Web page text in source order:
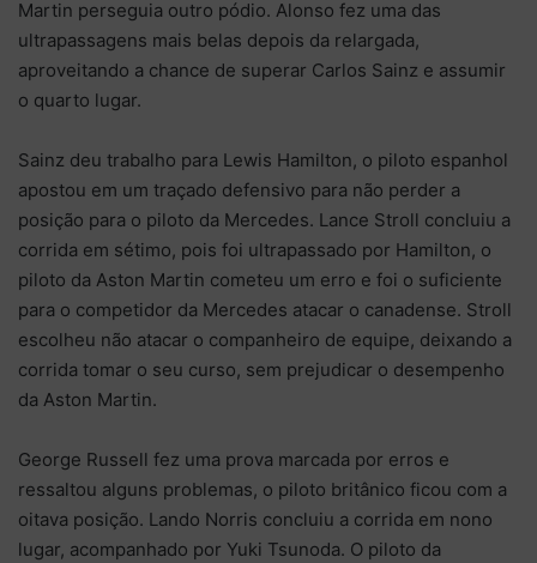
Martin perseguia outro pódio. Alonso fez uma das
ultrapassagens mais belas depois da relargada,
aproveitando a chance de superar Carlos Sainz e assumir
o quarto lugar.
Sainz deu trabalho para Lewis Hamilton, o piloto espanhol
apostou em um traçado defensivo para não perder a
posição para o piloto da Mercedes. Lance Stroll concluiu a
corrida em sétimo, pois foi ultrapassado por Hamilton, o
piloto da Aston Martin cometeu um erro e foi o suficiente
para o competidor da Mercedes atacar o canadense. Stroll
escolheu não atacar o companheiro de equipe, deixando a
corrida tomar o seu curso, sem prejudicar o desempenho
da Aston Martin.
George Russell fez uma prova marcada por erros e
ressaltou alguns problemas, o piloto britânico ficou com a
oitava posição. Lando Norris concluiu a corrida em nono
lugar, acompanhado por Yuki Tsunoda. O piloto da